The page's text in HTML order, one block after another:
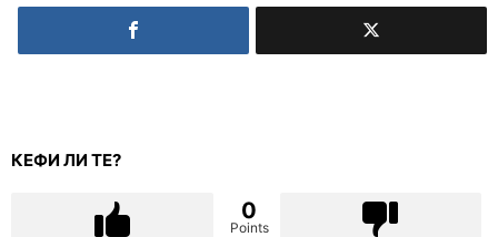
КЕФИ ЛИ ТЕ?
0
Points